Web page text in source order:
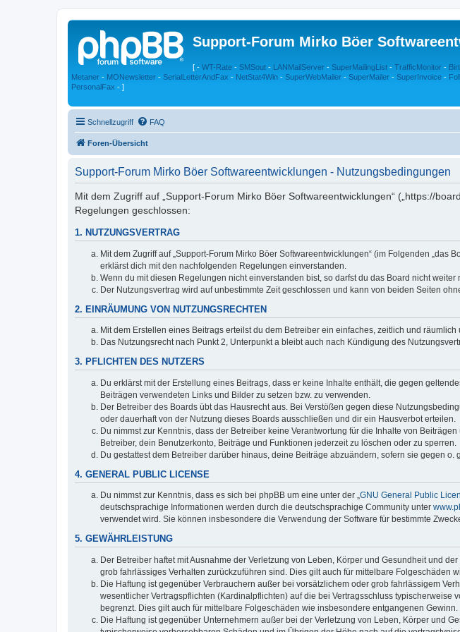
Support-Forum Mirko Böer
[ - WT-Rate - SMSout - LANMailServer - SuperMailingList - TrafficMonitor -
Metaner - MONewsletter - SerialLetterAndFax - NetStat4Win - SuperWebMailer - SuperMailer - SuperInvoice -
PersonalFax - ]
Schnellzugriff FAQ
Foren-Übersicht
Support-Forum Mirko Böer Softwareentwicklungen - Nutzungsbedingungen
Mit dem Zugriff auf „Support-Forum Mirko Böer Softwareentwicklungen“ („https://
Regelungen geschlossen:
1. NUTZUNGSVERTRAG
Mit dem Zugriff auf „Support-Forum Mirko Böer Softwareentwicklungen“ (im Folgenden
erklärst dich mit den nachfolgenden Regelungen einverstanden.
Wenn du mit diesen Regelungen nicht einverstanden bist, so darfst du das Board nicht
Der Nutzungsvertrag wird auf unbestimmte Zeit geschlossen und kann von beiden Seiten
2. EINRÄUMUNG VON NUTZUNGSRECHTEN
Mit dem Erstellen eines Beitrags erteilst du dem Betreiber ein einfaches, zeitlich und
Das Nutzungsrecht nach Punkt 2, Unterpunkt a bleibt auch nach Kündigung des
3. PFLICHTEN DES NUTZERS
Du erklärst mit der Erstellung eines Beitrags, dass er keine Inhalte enthält, die gegen
Beiträgen verwendeten Links und Bilder zu setzen bzw. zu verwenden.
Der Betreiber des Boards übt das Hausrecht aus. Bei Verstößen gegen diese
oder dauerhaft von der Nutzung dieses Boards ausschließen und dir ein Hausverbot erteilen.
Du nimmst zur Kenntnis, dass der Betreiber keine Verantwortung für die Inhalte von
Betreiber, dein Benutzerkonto, Beiträge und Funktionen jederzeit zu löschen oder zu sperren.
Du gestattest dem Betreiber darüber hinaus, deine Beiträge abzuändern, sofern sie gegen
4. GENERAL PUBLIC LICENSE
Du nimmst zur Kenntnis, dass es sich bei phpBB um eine unter der „GNU General Public
deutschsprachige Informationen werden durch die deutschsprachige Community unter
verwendet wird. Sie können insbesondere die Verwendung der Software für bestimmte
5. GEWÄHRLEISTUNG
Der Betreiber haftet mit Ausnahme der Verletzung von Leben, Körper und Gesundheit und
grob fahrlässiges Verhalten zurückzuführen sind. Dies gilt auch für mittelbare Folgeschäden
Die Haftung ist gegenüber Verbrauchern außer bei vorsätzlichem oder grob fahrlässigem
wesentlicher Vertragspflichten (Kardinalpflichten) auf die bei Vertragsschluss
begrenzt. Dies gilt auch für mittelbare Folgeschäden wie insbesondere entgangenen Gewinn.
Die Haftung ist gegenüber Unternehmern außer bei der Verletzung von Leben, Körper und